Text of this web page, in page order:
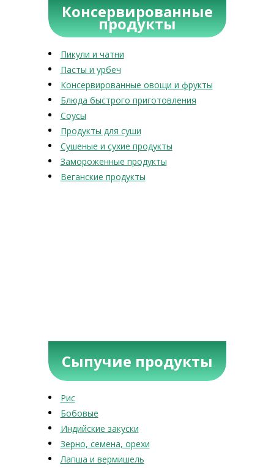
Консервированные
продукты
Пикули и чатни
Пасты и урбеч
Консервированные овощи и фрукты
Блюда быстрого приготовления
Соусы
Продукты для суши
Сушеные и сухие продукты
Замороженные продукты
Веганские продукты
Сыпучие продукты
Рис
Бобовые
Индийские закуски
Зерно, семена, орехи
Лапша и вермишель